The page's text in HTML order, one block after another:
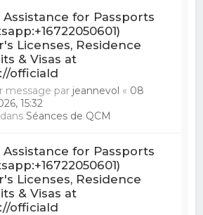
Assistance for Passports
Licenses, Residence
& Visas at
officiald
message par jeannevol « 08
15:32
Séances de QCM
Assistance for Passports
Licenses, Residence
& Visas at
officiald